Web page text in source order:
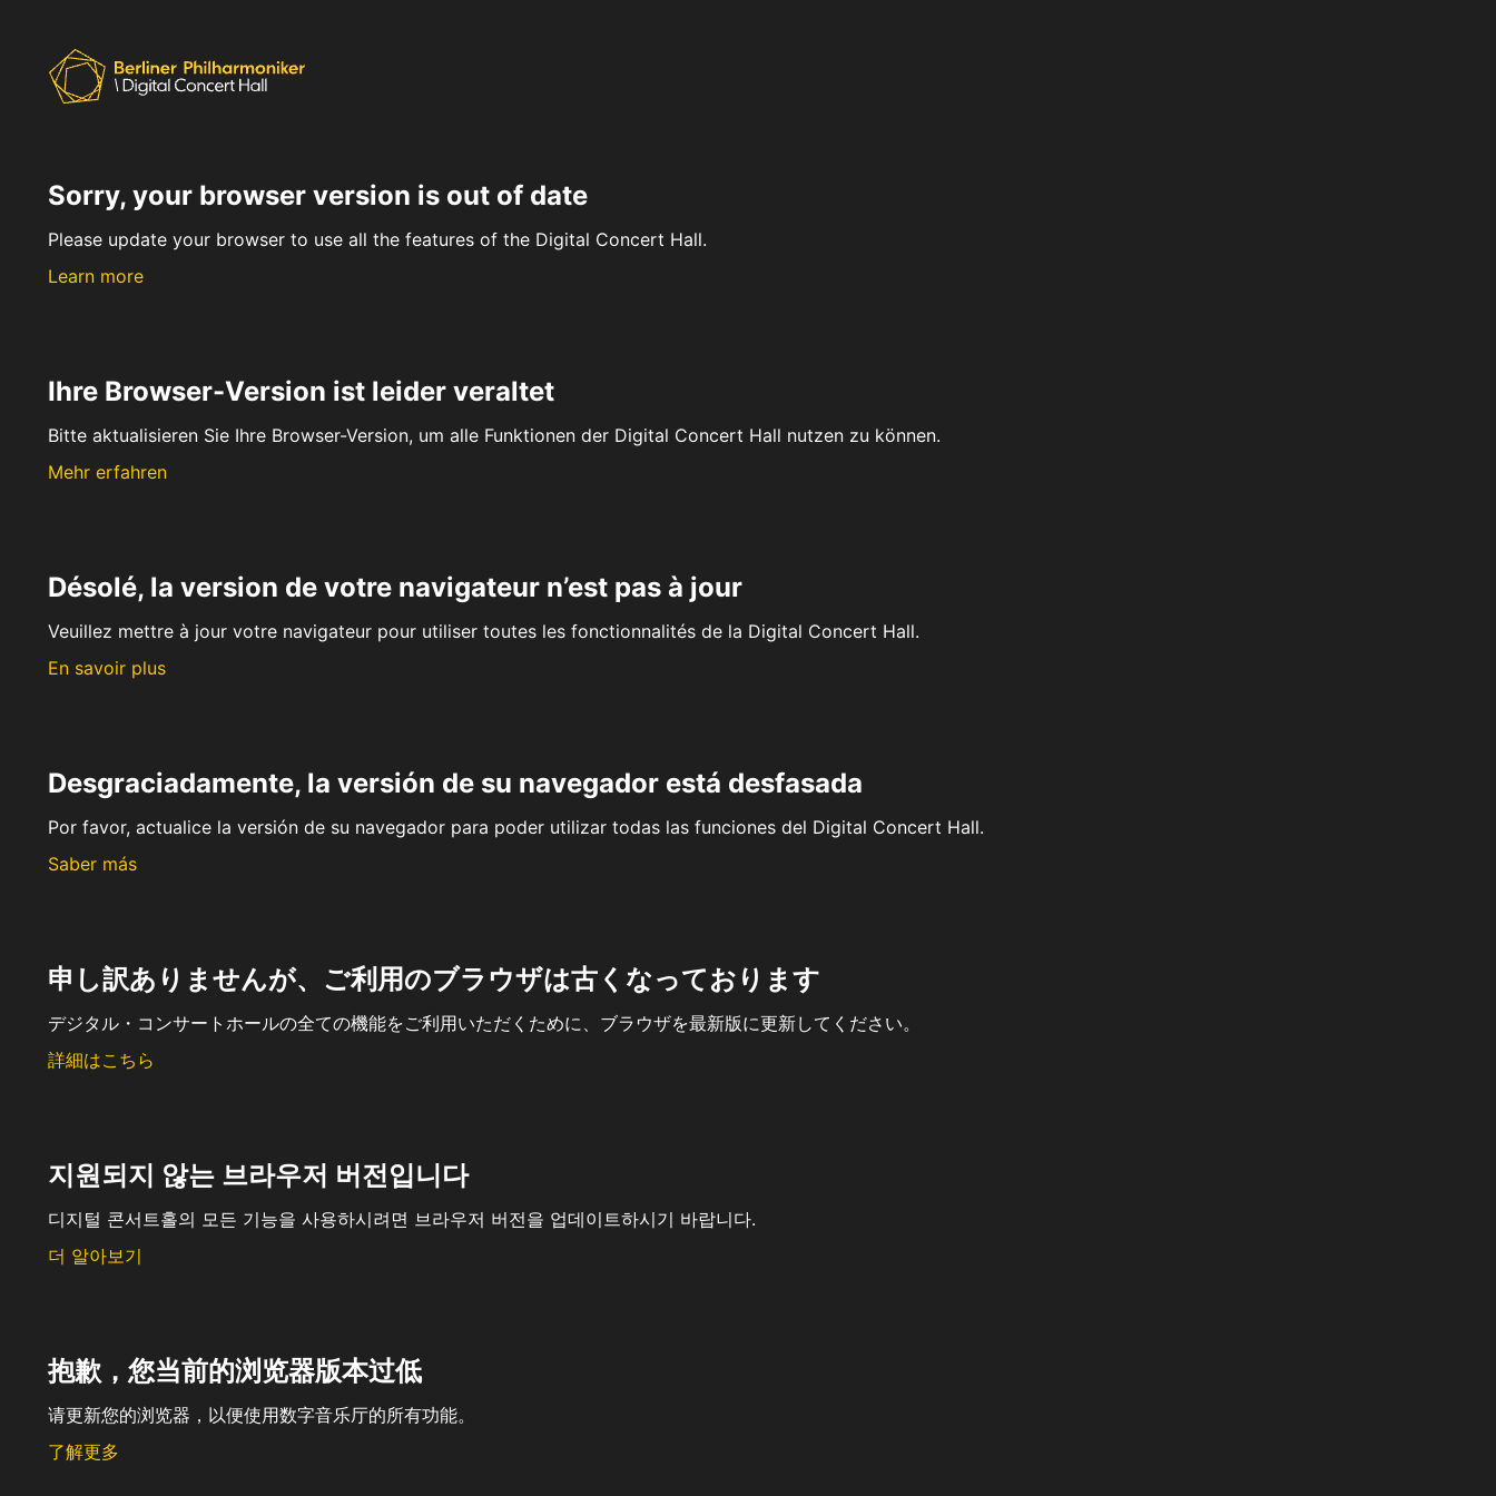
Sorry, your browser version is out of date
Please update your browser to use all the features of the Digital Concert Hall.
Learn more
Ihre Browser-Version ist leider veraltet
Bitte aktualisieren Sie Ihre Browser-Version, um alle Funktionen der Digital Concert Hall nutzen zu können.
Mehr erfahren
Désolé, la version de votre navigateur n’est pas à jour
Veuillez mettre à jour votre navigateur pour utiliser toutes les fonctionnalités de la Digital Concert Hall.
En savoir plus
Desgraciadamente, la versión de su navegador está desfasada
Por favor, actualice la versión de su navegador para poder utilizar todas las funciones del Digital Concert Hall.
Saber más
申し訳ありませんが、ご利用のブラウザは古くなっております
デジタル・コンサートホールの全ての機能をご利用いただくために、ブラウザを最新版に更新してください。
詳細はこちら
지원되지 않는 브라우저 버전입니다
디지털 콘서트홀의 모든 기능을 사용하시려면 브라우저 버전을 업데이트하시기 바랍니다.
더 알아보기
抱歉，您当前的浏览器版本过低
请更新您的浏览器，以便使用数字音乐厅的所有功能。
了解更多